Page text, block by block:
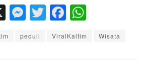
X M
e
ss
T
wi
tt
F
a
c at
peduli ViralKaltim Wisata